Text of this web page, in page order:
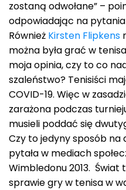
zostaną odwołane” –
odpowiadając na
Również Kirsten Flipkens
można była grać w
moja opinia, czy to co
szaleństwo? Tenisiści
COVID-19. Więc w
zarażona podczas
musieli poddać się
Czy to jedyny sposób na
pytała w mediach
Wimbledonu 2013. Świat
sprawie gry w tenisa w